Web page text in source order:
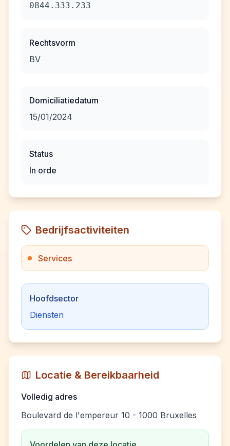
0844.333.233
Rechtsvorm
BV
Domiciliatiedatum
15/01/2024
Status
In orde
Bedrijfsactiviteiten
Services
Hoofdsector
Diensten
Locatie & Bereikbaarheid
Volledig adres
Boulevard de l'empereur 10 - 1000 Bruxelles